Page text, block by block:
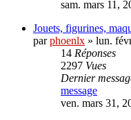
sam. mars 11,
Jouets, figurines,
parphoenlx » lun.
14 Réponses
2297 Vues
Dernier
message
ven. mars 31,